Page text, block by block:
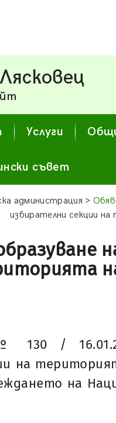
Услуги
съвет
администрация >
избирателни секции
130 /
на
на